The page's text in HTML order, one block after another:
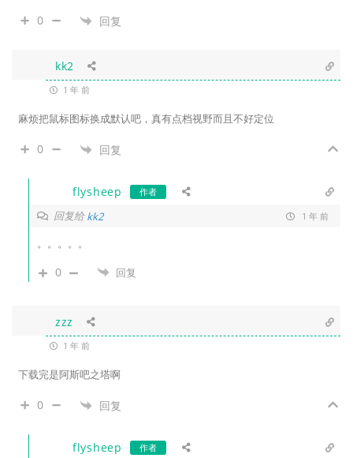
0 回复
kk2
1 年 前
麻烦把鼠标图标换成默认吧，真有点档视野而且不好定位
0 回复
flysheep 作者
回复给kk2 1 年 前
。。。。。
0 回复
zzz
1 年 前
下载完是阿斯吧之塔啊
0 回复
flysheep 作者